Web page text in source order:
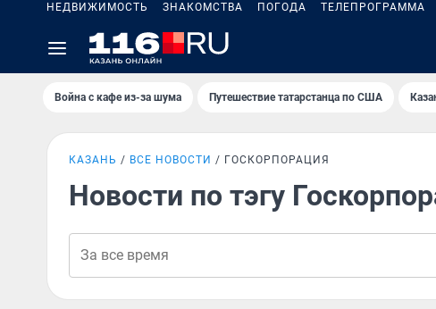
НЕДВИЖИМОСТЬ ЗНАКОМСТВА ПОГОДА ТЕЛЕПРОГРАММА
Война с кафе из-за шума Путешествие татарстанца по США
КАЗАНЬ ВСЕ НОВОСТИ ГОСКОРПОРАЦИЯ
Новости по тэгу